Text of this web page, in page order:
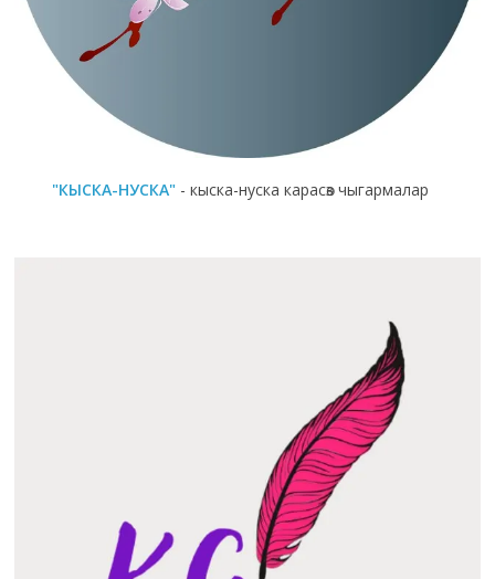
"КЫСКА-НУСКА" - кыска-нуска карасөз чыгармалар